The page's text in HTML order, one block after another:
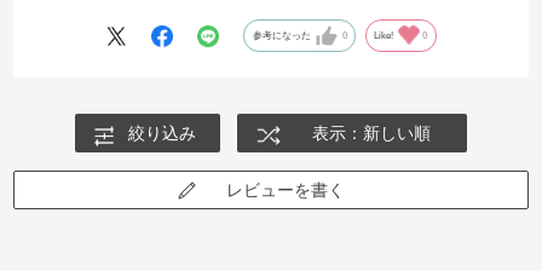
転用にサングラスを検討している方にはおすすめです。
参考になった 0 Like! 0
絞り込み 表示：新しい順
レビューを書く